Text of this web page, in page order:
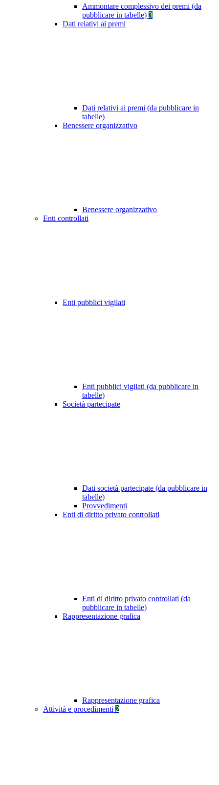
Ammontare complessivo dei premi (da
pubblicare in tabelle) 3
Dati relativi ai premi
Dati relativi ai premi (da pubblicare in
tabelle)
Benessere organizzativo
Benessere organizzativo
Enti controllati
Enti pubblici vigilati
Enti pubblici vigilati (da pubblicare in
tabelle)
Società partecipate
Dati società partecipate (da pubblicare in
tabelle)
Provvedimenti
Enti di diritto privato controllati
Enti di diritto privato controllati (da
pubblicare in tabelle)
Rappresentazione grafica
Rappresentazione grafica
Attività e procedimenti 2